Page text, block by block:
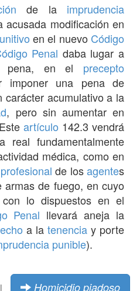
de la imprudencia
acusada modificación en
en el nuevo Código
Penal daba lugar a
pena, en el precepto
imponer una pena de
carácter acumulativo a la
, pero sin aumentar en
artículo 142.3 vendrá
fundamentalmente
médica, como en
profesional de losagentes
armas de fuego, en cuyo
lo dispuestos en el
Penal llevará aneja la
a la tenencia y porte
punible).
| Homicidio piadoso